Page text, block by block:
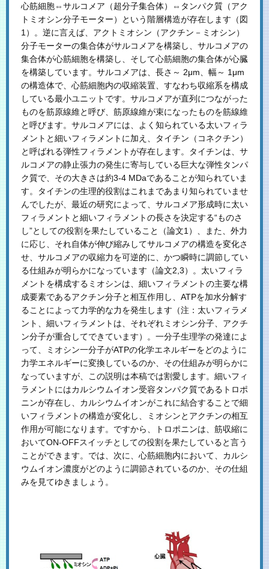
心筋細胞⇔サルコメア（超分子集合体）⇔タンパク質（アク
トミオシン分子モーター）という階層構造が存在します（図
1）。逆に言えば、アクトミオシン（アクチン－ミオシン）
分子モーターの集合体がサルコメアを構築し、サルコメアの
集合体が心筋細胞を構築し、そして心筋細胞の集合体が心臓
を構築しています。サルコメアは、長さ～ 2μm、幅～ 1μm
の構造体で、心筋細胞内の収縮装置、すなわち収縮系を構成
している最小ユニットです。サルコメアが直列につながった
ものを筋原線維と呼び、筋原線維が束になったものを筋線維
と呼びます。サルコメアには、よく知られている太いフィラ
メントと細いフィラメントに加え、タイチン（コネクチン）
と呼ばれる弾性フィラメントが存在します。タイチンは、サ
ルコメアの静止張力の発生に寄与している巨大な弾性タンパ
ク質で、その大きさは約3-4 MDaであることが知られていま
す。タイチンの生理的役割はこれまであまり知られていませ
んでしたが、最近の研究によって、サルコメア形成時に太い
フィラメントと細いフィラメントの長さを決定する“ものさ
し”としての役割を果たしていること（論文1）、また、外力
に応じ、それ自体が伸び縮みしてサルコメアの構造を変化さ
せ、サルコメアの収縮力を可逆的に、かつ瞬時に調節してい
る仕組みが明らかになっています（論文2,3）。太いフィラ
メントを構成するミオシンは、細いフィラメントの主要な構
成要素であるアクチン分子と相互作用し、ATPを加水分解す
ることによって力学的な力を発生します（注：太いフィラメ
ント、細いフィラメントは、それぞれミオシン分子、アクチ
ン分子が重合してできています）。一分子生理学の発達によ
って、ミオシン一分子がATPの化学エネルギーをどのように
力学エネルギーに変換しているのか、その仕組みが明らかに
なっていますが、この説明は本稿では割愛します。細いフィ
ラメントにはカルシウムイオン受容タンパク質であるトロポ
ニンが存在し、カルシウムイオンがこれに結合することで細
いフィラメントの構造が変化し、ミオシンとアクチンの相互
作用が可能になります。ですから、トロポニンは、筋収縮に
おいてON-OFFスイッチとしての役割を果たしていると言う
ことができます。では、次に、心筋細胞内において、カルシ
ウムイオン濃度がどのように調節されているのか、その仕組
みを見てゆきましょう。